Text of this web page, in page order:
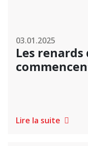
03.01.2025
Les
Lire la suite